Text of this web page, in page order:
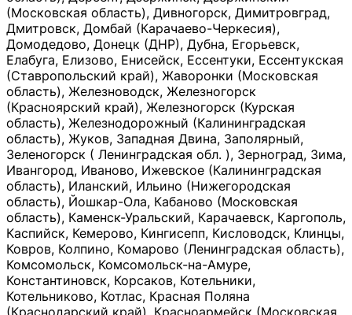
(Московская область), Дивногорск, Димитровград,
Дмитровск, Домбай (Карачаево-Черкесия),
Домодедово, Донецк (ДНР), Дубна, Егорьевск,
Елабуга, Елизово, Енисейск, Ессентуки, Ессентукская
(Ставропольский край), Жаворонки (Московская
область), Железноводск, Железногорск
(Красноярский край), Железногорск (Курская
область), Железнодорожный (Калининградская
область), Жуков, Западная Двина, Заполярный,
Зеленогорск ( Ленинградская обл. ), Зерноград, Зима,
Ивангород, Иваново, Ижевское (Калининградская
область), Иланский, Ильино (Нижегородская
область), Йошкар-Ола, Кабаново (Московская
область), Каменск-Уральский, Карачаевск, Каргополь,
Каспийск, Кемерово, Кингисепп, Кисловодск, Клинцы,
Ковров, Колпино, Комарово (Ленинградская область),
Комсомольск, Комсомольск-на-Амуре,
Константиновск, Корсаков, Котельники,
Котельниково, Котлас, Красная Поляна
(Краснодарский край), Красноармейск (Московская